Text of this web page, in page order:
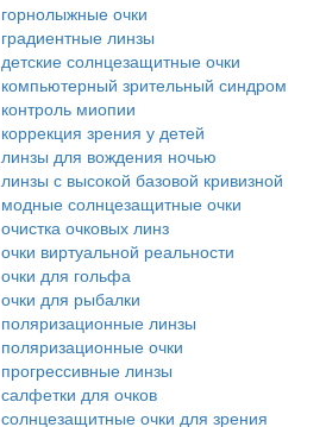
горнолыжные очки
градиентные линзы
детские солнцезащитные очки
компьютерный зрительный синдром
контроль миопии
коррекция зрения у детей
линзы для вождения ночью
линзы с высокой базовой кривизной
модные солнцезащитные очки
очистка очковых линз
очки виртуальной реальности
очки для гольфа
очки для рыбалки
поляризационные линзы
поляризационные очки
прогрессивные линзы
салфетки для очков
солнцезащитные очки для зрения